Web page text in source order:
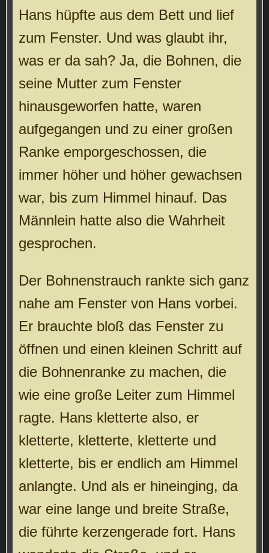
Hans hüpfte aus dem Bett und lief
zum Fenster. Und was glaubt ihr,
was er da sah? Ja, die Bohnen, die
seine Mutter zum Fenster
hinausgeworfen hatte, waren
aufgegangen und zu einer großen
Ranke emporgeschossen, die
immer höher und höher gewachsen
war, bis zum Himmel hinauf. Das
Männlein hatte also die Wahrheit
gesprochen.
Der Bohnenstrauch rankte sich ganz
nahe am Fenster von Hans vorbei.
Er brauchte bloß das Fenster zu
öffnen und einen kleinen Schritt auf
die Bohnenranke zu machen, die
wie eine große Leiter zum Himmel
ragte. Hans kletterte also, er
kletterte, kletterte, kletterte und
kletterte, bis er endlich am Himmel
anlangte. Und als er hineinging, da
war eine lange und breite Straße,
die führte kerzengerade fort. Hans